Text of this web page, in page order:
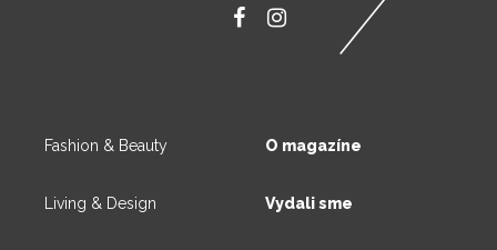
Fashion & Beauty
Living & Design
O magazíne
Vydali sme